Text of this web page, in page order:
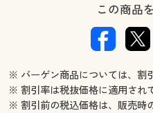
この商品
※ バーゲン商品については、割
※ 割引率は税抜価格に適用され
※ 割引前の税込価格は、販売時